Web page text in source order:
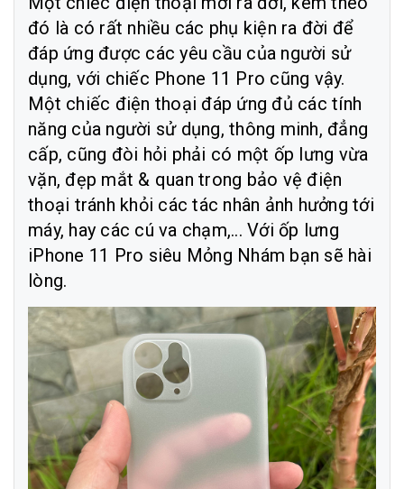
đó là có rất nhiều các phụ kiện ra đời để
đáp ứng được các yêu cầu của người sử
dụng, với chiếc Phone 11 Pro cũng vậy.
Một chiếc điện thoại đáp ứng đủ các tính
năng của người sử dụng, thông minh, đẳng
cấp, cũng đòi hỏi phải có một ốp lưng vừa
vặn, đẹp mắt & quan trong bảo vệ điện
thoại tránh khỏi các tác nhân ảnh hưởng tới
máy, hay các cú va chạm,... Với ốp lưng
iPhone 11 Pro siêu Mỏng Nhám bạn sẽ hài
lòng.